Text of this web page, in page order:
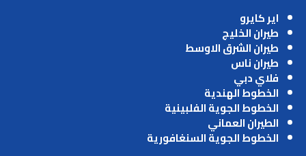
اير كايرو
طيران الخليج
طيران الشرق الاوسط
طيران ناس
فلاي دبي
الخطوط الهندية
الخطوط الجوية الفلبينية
الطيران العماني
الخطوط الجوية السنغافورية